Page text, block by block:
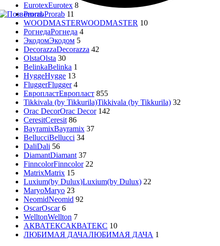
EurotexEurotex 8
ProrabProrab 11
WOODMASTERWOODMASTER 10
РогнедаРогнеда 4
ЭкодомЭкодом 5
DecorazzaDecorazza 42
OlstaOlsta 30
BelinkaBelinka 1
HyggeHygge 13
FluggerFlugger 4
ЕвропластЕвропласт 855
Tikkivala (by Tikkurila)Tikkivala (by Tikkurila) 32
Orac DecorOrac Decor 142
CeresitCeresit 86
BayramixBayramix 37
BellucciBellucci 34
DaliDali 56
DiamantDiamant 37
FinncolorFinncolor 22
MatrixMatrix 15
Luxium(by Dulux)Luxium(by Dulux) 22
MaryoMaryo 23
NeomidNeomid 92
OscarOscar 6
WelltonWellton 7
АКВАТЕКСАКВАТЕКС 10
ЛЮБИМАЯ ДАЧАЛЮБИМАЯ ДАЧА 1